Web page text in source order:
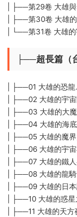
| ├──第29卷 大雄
| ├──第30卷 大雄
| └──第31卷 大雄
├──超長篇（
| ├──01 大雄的恐
| ├──02 大雄的宇
| ├──03 大雄的大
| ├──04 大雄的海
| ├──05 大雄的魔
| ├──06 大雄的宇
| ├──07 大雄的鐵
| ├──08 大雄的龍
| ├──09 大雄的日
| ├──10 大雄的惑
| ├──11 大雄的天